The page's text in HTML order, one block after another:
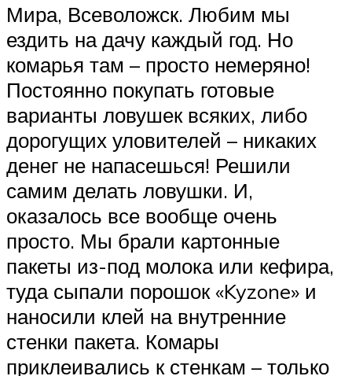
Мира, Всеволожск. Любим мы
ездить на дачу каждый год. Но
комарья там – просто немеряно!
Постоянно покупать готовые
варианты ловушек всяких, либо
дорогущих уловителей – никаких
денег не напасешься! Решили
самим делать ловушки. И,
оказалось все вообще очень
просто. Мы брали картонные
пакеты из-под молока или кефира,
туда сыпали порошок «Kyzone» и
наносили клей на внутренние
стенки пакета. Комары
приклеивались к стенкам – только